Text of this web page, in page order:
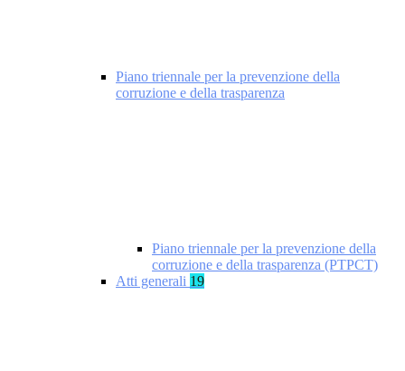
Piano triennale per la prevenzione della
corruzione e della trasparenza
Piano triennale per la prevenzione della
corruzione e della trasparenza (PTPCT)
Atti generali 19